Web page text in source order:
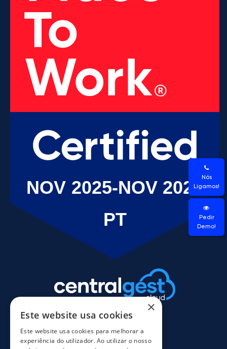
Nós
Ligamos!
Pedir
Demo!
×
Este website usa cookies
Este website usa cookies para melhorar a
experiência do utilizador. Ao utilizar o nosso